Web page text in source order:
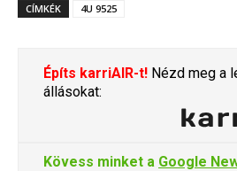
CÍMKÉK 4U 9525
Építs karriAIR-t! Nézd meg a
állásokat:
Kövess minket a Google